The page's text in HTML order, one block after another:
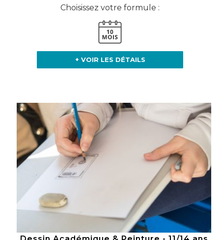
Choisissez votre formule :
+ VOIR LES DÉTAILS